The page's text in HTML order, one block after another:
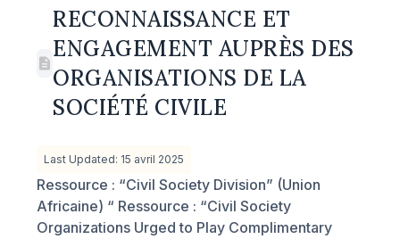
RECONNAISSANCE ET
ENGAGEMENT AUPRÈS DES
ORGANISATIONS DE LA
SOCIÉTÉ CIVILE
Last Updated: 15 avril 2025
Ressource : “Civil Society Division” (Union
Africaine) “ Ressource : “Civil Society
Organizations Urged to Play Complimentary